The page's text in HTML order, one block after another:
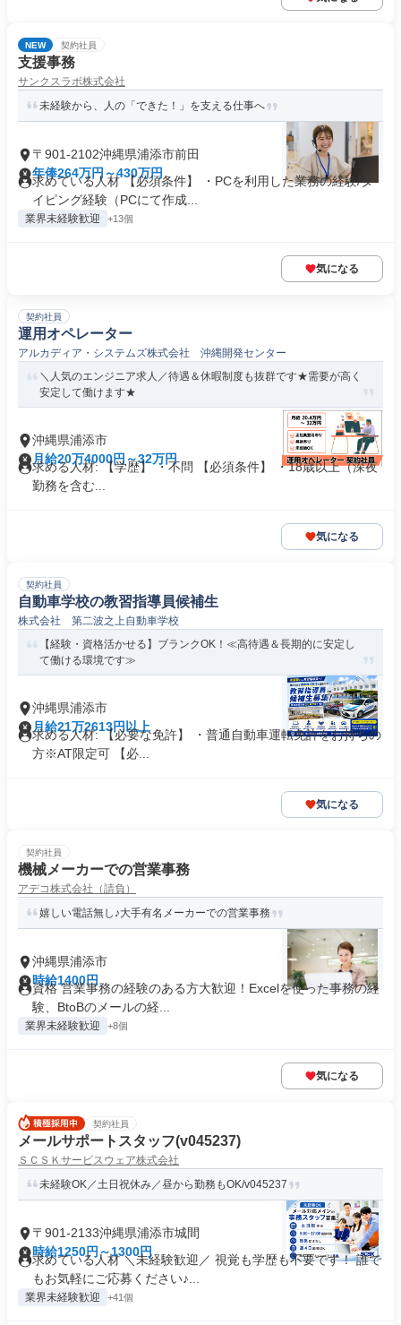
NEW 契約社員
支援事務
サンクスラボ株式会社
未経験から、人の「できた！」を支える仕事へ
〒901-2102沖縄県浦添市前田
年俸264万円～430万円
求めている人材 【必須条件】 ・PCを利用した業務の経験/タ
イピング経験（PCにて作成...
業界未経験歓迎 +13個
気になる
契約社員
運用オペレーター
アルカディア・システムズ株式会社 沖縄開発センター
＼人気のエンジニア求人／待遇＆休暇制度も抜群です★需要が高く
安定して働けます★
沖縄県浦添市
月給20万4000円～32万円
求める人材: 【学歴】 ・不問 【必須条件】 ・18歳以上（深夜
勤務を含む...
気になる
契約社員
自動車学校の教習指導員候補生
株式会社 第二波之上自動車学校
【経験・資格活かせる】ブランクOK！≪高待遇＆長期的に安定し
て働ける環境です≫
沖縄県浦添市
月給21万2613円以上
求める人材: 【必要な免許】 ・普通自動車運転免許をお持ちの
方※AT限定可 【必...
気になる
契約社員
機械メーカーでの営業事務
アデコ株式会社（請負）
嬉しい電話無し♪大手有名メーカーでの営業事務
沖縄県浦添市
時給1400円
資格 営業事務の経験のある方大歓迎！Excelを使った事務の経
験、BtoBのメールの経...
業界未経験歓迎 +8個
気になる
契約社員
メールサポートスタッフ(v045237)
ＳＣＳＫサービスウェア株式会社
未経験OK／土日祝休み／昼から勤務もOK/v045237
〒901-2133沖縄県浦添市城間
時給1250円～1300円
求めている人材 ＼未経験歓迎／ 視覚も学歴も不要です！ 誰で
もお気軽にご応募ください♪...
業界未経験歓迎 +41個